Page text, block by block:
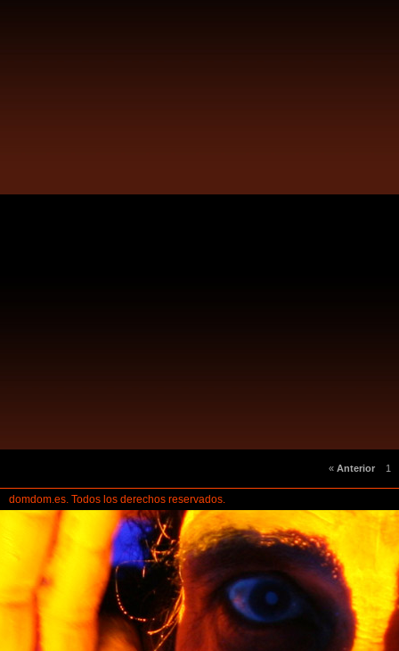
« Anterior 1
domdom.es. Todos los derechos reservados.